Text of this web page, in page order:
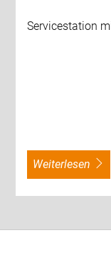
Servicestation
weiterlesen